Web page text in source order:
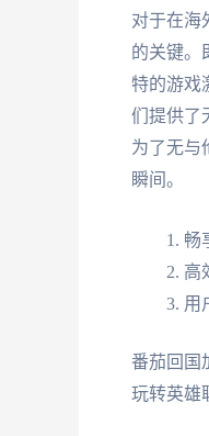
对于在海
的关键。
特的游戏
们提供了
为了无与
瞬间。
畅
高
用
番茄回国
玩转英雄